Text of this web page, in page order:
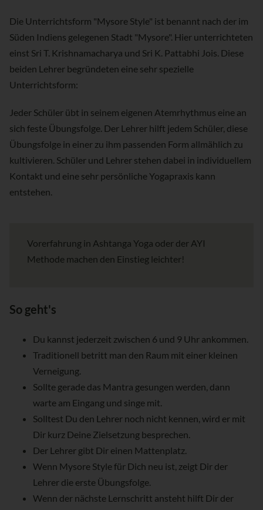
Die Unterrichtsform "Mysore Style" ist benannt nach der im
Süden Indiens gelegenen Stadt "Mysore". Hier unterrichteten
einst Sri T. Krishnamacharya und Sri K. Pattabhi Jois. Diese
beiden Lehrer begründeten eine sehr spezielle
Unterrichtsform:
Jeder Schüler übt in seinem eigenen Atemrhythmus eine an
sich feste Übungsfolge. Der Lehrer hilft jedem Schüler, diese
Übungsfolge in einer zu ihm passenden Form allmählich zu
kultivieren. Schüler und Lehrer stehen dabei in individuellem
Kontakt und eine sehr persönliche Yogapraxis kann
entstehen.
Vorerfahrung in Ashtanga Yoga oder der AYI
Methode machen den Einstieg leichter!
So geht's
Du kannst jederzeit zwischen 6 und 9 Uhr ankommen.
Traditionell betritt man den Raum mit einer kleinen
Verneigung.
Sollte gerade das Mantra gesungen werden, dann
warte am Eingang und singe mit.
Solltest Du den Lehrer noch nicht kennen, wird er mit
Dir kurz Deine Zielsetzung besprechen.
Der Lehrer gibt Dir einen Mattenplatz.
Wenn Mysore Style für Dich neu ist, zeigt Dir der
Lehrer die erste Übungsfolge.
Wenn der nächste Lernschritt ansteht hilft Dir der